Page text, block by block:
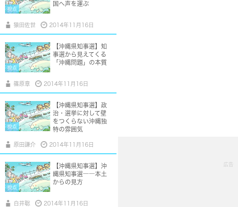
広告
視点
国へ声を運ぶ
猿田佐世 2014年11月16日
視点
【沖縄県知事選】知
事選から見えてくる
「沖縄問題」の本質
篠原章 2014年11月16日
視点
【沖縄県知事選】政
治・選挙に対して壁
をつくらない沖縄独
特の雰囲気
原田謙介 2014年11月16日
視点
【沖縄県知事選】沖
縄県知事選――本土
からの見方
白井聡 2014年11月16日